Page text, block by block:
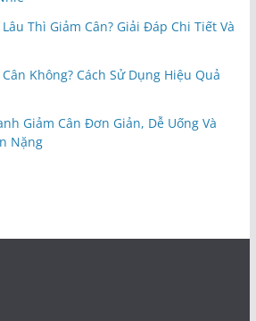
Thì Giảm Cân? Giải Đáp Chi Tiết Và
Không? Cách Sử Dụng Hiệu Quả
Giảm Cân Đơn Giản, Dễ Uống Và
Nặng